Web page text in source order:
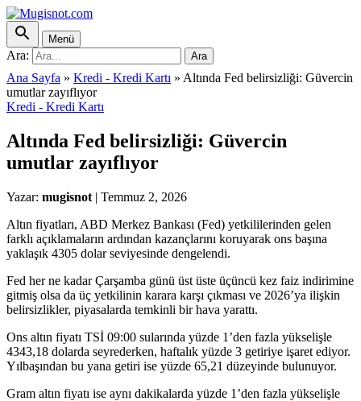
Menü
Ara: Ara
Ana Sayfa » Kredi - Kredi Kartı » Altında Fed belirsizliği: Güvercin
umutlar zayıflıyor
Kredi - Kredi Kartı
Altında Fed belirsizliği: Güvercin
umutlar zayıflıyor
Yazar: mugisnot | Temmuz 2, 2026
Altın fiyatları, ABD Merkez Bankası (Fed) yetkililerinden gelen
farklı açıklamaların ardından kazançlarını koruyarak ons başına
yaklaşık 4305 dolar seviyesinde dengelendi.
Fed her ne kadar Çarşamba günü üst üste üçüncü kez faiz indirimine
gitmiş olsa da üç yetkilinin karara karşı çıkması ve 2026’ya ilişkin
belirsizlikler, piyasalarda temkinli bir hava yarattı.
Ons altın fiyatı TSİ 09:00 sularında yüzde 1’den fazla yükselişle
4343,18 dolarda seyrederken, haftalık yüzde 3 getiriye işaret ediyor.
Yılbaşından bu yana getiri ise yüzde 65,21 düzeyinde bulunuyor.
Gram altın fiyatı ise aynı dakikalarda yüzde 1’den fazla yükselişle